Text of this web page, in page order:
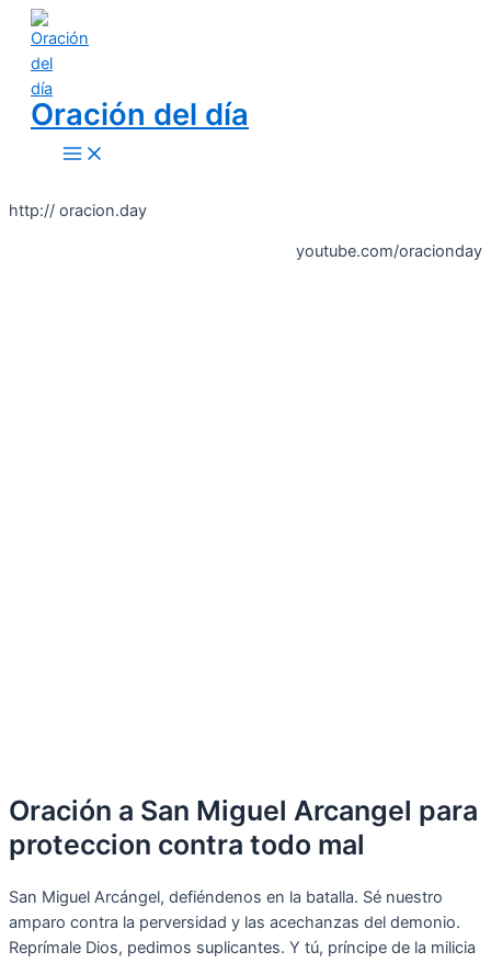
Skip
content
Oración del día
Main
Menu
http:// oracion.day
youtube.com/oracionday
Oración a San Miguel Arcangel para
proteccion contra todo mal
San Miguel Arcángel, defiéndenos en la batalla. Sé nuestro
amparo contra la perversidad y las acechanzas del demonio.
Reprímale Dios, pedimos suplicantes. Y tú, príncipe de la milicia